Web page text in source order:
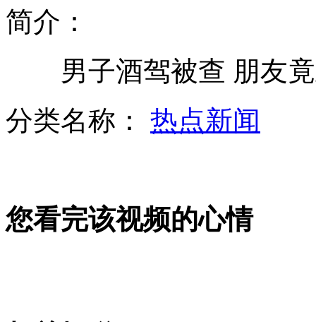
比亚迪E6电动车碰撞测试合格
实拍女生跨栏比赛 钻栏竟比跨栏多
简介：
男子酒驾被查 朋友竟
分类名称： 热点新闻
您看完该视频的心情